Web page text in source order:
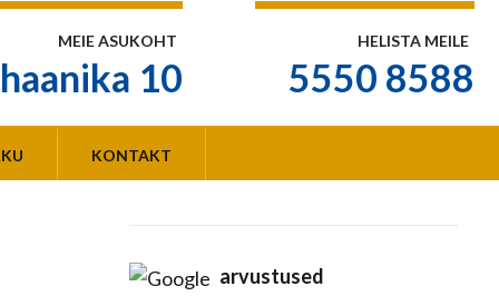
MEIE ASUKOHT
10
HELISTA MEILE
5550 8588
KONTAKT
arvustused